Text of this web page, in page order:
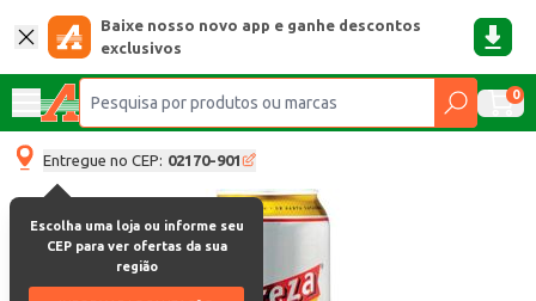
Baixe nosso novo app e ganhe descontos
exclusivos
0
Entregue no CEP: 02170-901
Escolha uma loja ou informe seu
CEP para ver ofertas da sua
região